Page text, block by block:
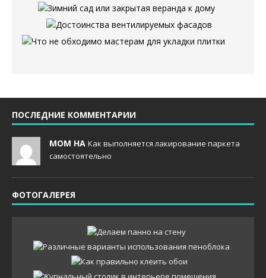
ПОСЛЕДНИЕ КОММЕНТАРИИ
MOM НА Как выполняется лакирование паркета
самостоятельно
ФОТОГАЛЕРЕЯ